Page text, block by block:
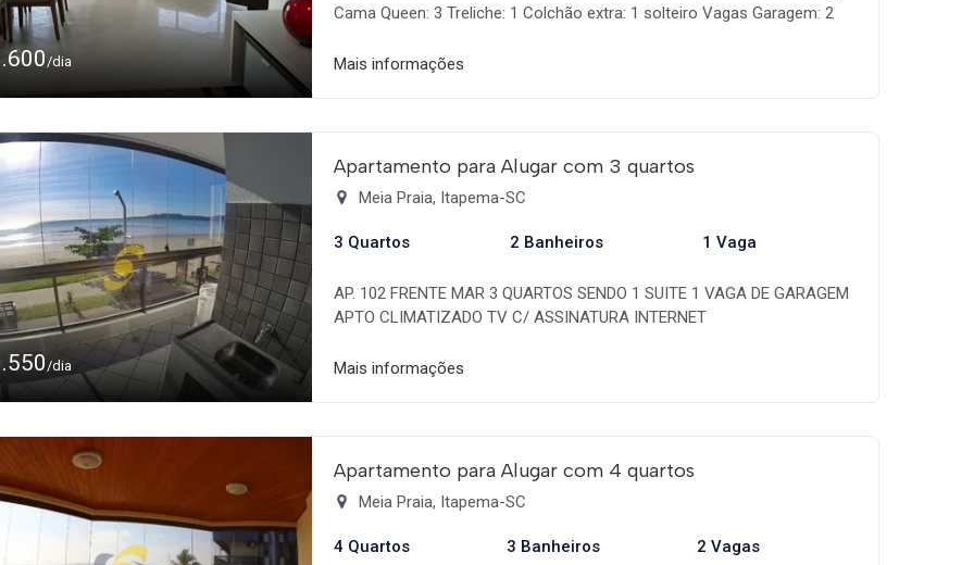
/dia
Cama Queen: 3 Treliche: 1 Colchão extra: 1 solteiro Vagas Garagem: 2
Mais informações
/dia
Apartamento para Alugar com 3 quartos
Meia Praia, Itapema-SC
3 Quartos 2 Banheiros 1 Vaga
AP. 102 FRENTE MAR 3 QUARTOS SENDO 1 SUITE 1 VAGA DE GARAGEM
APTO CLIMATIZADO TV C/ ASSINATURA INTERNET
Mais informações
Apartamento para Alugar com 4 quartos
Meia Praia, Itapema-SC
4 Quartos 3 Banheiros 2 Vagas